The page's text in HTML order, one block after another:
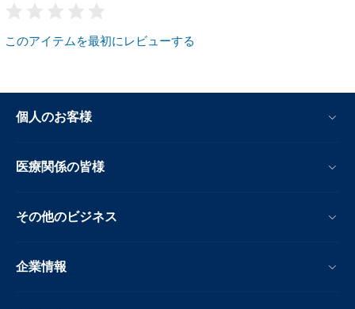
このアイテムを最初にレビューする
個人のお客様
医療関係の皆様
その他のビジネス
企業情報